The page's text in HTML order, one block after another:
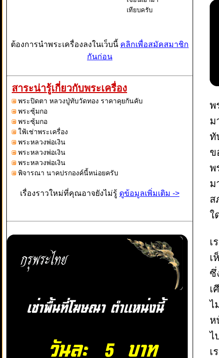
เทียบครับ
ต้องการนำพระเครื่องลงในเว็บนี้ คลิกเพื่อสมัคสมาชิก
กันก่อน
สาระน่ารู้เกี่ยวกับพระเครื่อง
พระปิดตา หลวงปู่ทับวัดทอง ราคาคุยกันคับ
พระซุ้มกอ
พระซุ้มกอ
ใฟ้เช่าพระเครื่อง
พระหลวงพ่อเงิน
พระหลวงพ่อเงิน
พระหลวงพ่อเงิน
พิจารณา นาคปรกองค์นี้หน่อยครับ
เรื่องราวใหม่ที่คุณอาจยังไม่รู้ ดูข้อมูลเพิ่มเติม ->
พ
ม
ทั
ข
พ
ม
ส
ใ
เ
เ
ซึ่
เ
ไ
ห
ไ
เ